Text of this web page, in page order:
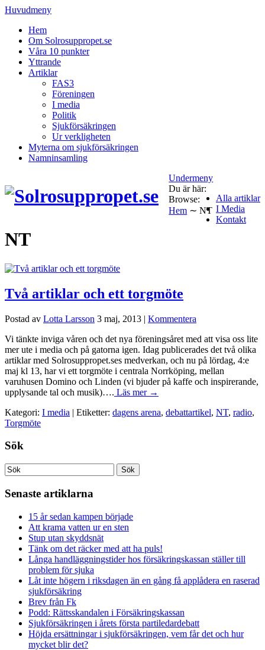
Huvudmeny
Hem
Om Solrosuppropet.se
Våra 10 punkter
Yttrande
Artiklar
FAS3
Föreningen
I media
Politik
Sjukförsäkringen
Ur verkligheten
Myterna om sjukförsäkringen
Namninsamling
Undermeny
Alla artiklar
I Media
Kontakt
Du är här:
Browse:
Hem ∼ NT
NT
Två artiklar och ett torgmöte
Postad av Lotta Larsson 3 maj, 2013 | Kommentera
Vi tänkte inviga våren och det nya föreningsåret med att visa oss lite
mer ute i media och på gatorna igen. Idag publicerades det två olika
artiklar med Solrosuppropet.ses medverkan, och nu på lördag, 4:e
maj kl 13, har vi ett torgmöte i centrala Norrköping, mellan
varuhusen Domino och Linden (vi bjuder på kaffe och inspirerande,
upplysande tal och musik)…. Läs mer →
Kategori: I media | Etiketter: dagens arena, debattartikel, NT, radio,
Torgmöte
Sök
Senaste artiklarna
15 år sedan kampen började
Att krama vatten ur en sten
Stup utan skyddsnät
Tänk om det räcker med att ha puls!
Långa handläggningstider hos försäkringskassan ställer till
problem för sjuka
Låt inte högern i riksdagen än en gång få applådera en raserad
sjukförsäkring
Brev från Fk
Podd: Rättsskandalen i Försäkringskassan
Sjukförsäkringen i årets första partiledardebatt
Höjda ersättningar i sjukförsäkringen, vem får det och hur
mycket blir det?